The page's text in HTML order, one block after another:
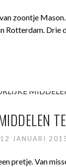
zoontje
Rotterdam.
12 JANUARI
pretje. Van